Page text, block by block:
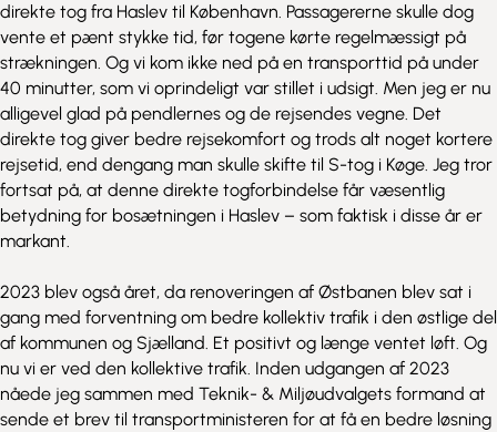
direkte tog fra Haslev til København. Passagererne skulle dog
vente et pænt stykke tid, før togene kørte regelmæssigt på
strækningen. Og vi kom ikke ned på en transporttid på under
40 minutter, som vi oprindeligt var stillet i udsigt. Men jeg er nu
alligevel glad på pendlernes og de rejsendes vegne. Det
direkte tog giver bedre rejsekomfort og trods alt noget kortere
rejsetid, end dengang man skulle skifte til S-tog i Køge. Jeg tror
fortsat på, at denne direkte togforbindelse får væsentlig
betydning for bosætningen i Haslev – som faktisk i disse år er
markant.
2023 blev også året, da renoveringen af Østbanen blev sat i
gang med forventning om bedre kollektiv trafik i den østlige del
af kommunen og Sjælland. Et positivt og længe ventet løft. Og
nu vi er ved den kollektive trafik. Inden udgangen af 2023
nåede jeg sammen med Teknik- & Miljøudvalgets formand at
sende et brev til transportministeren for at få en bedre løsning